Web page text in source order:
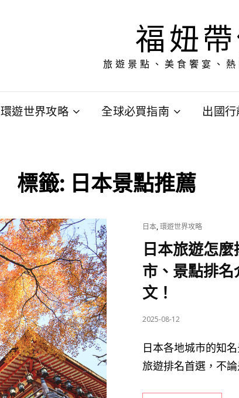
福妞
旅遊景點、美食饗宴、
環遊世界攻略 全球必買指南 出國
標籤: 日本景點推薦
CAT
LINKS
日本,環遊世界攻略
日本旅遊怎
市、景點排
文！
POSTED
2025-08-12
日本各地城市的知
旅遊排名首選，不